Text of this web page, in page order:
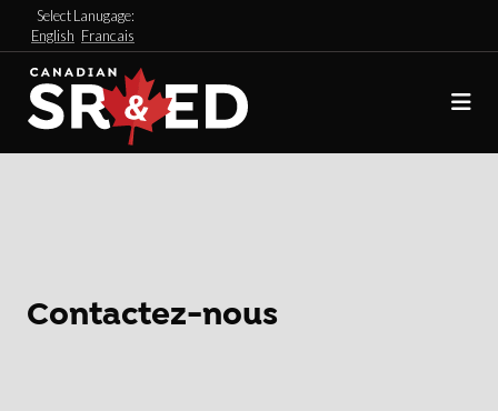
Select Lanugage:
English Francais
Contactez-nous